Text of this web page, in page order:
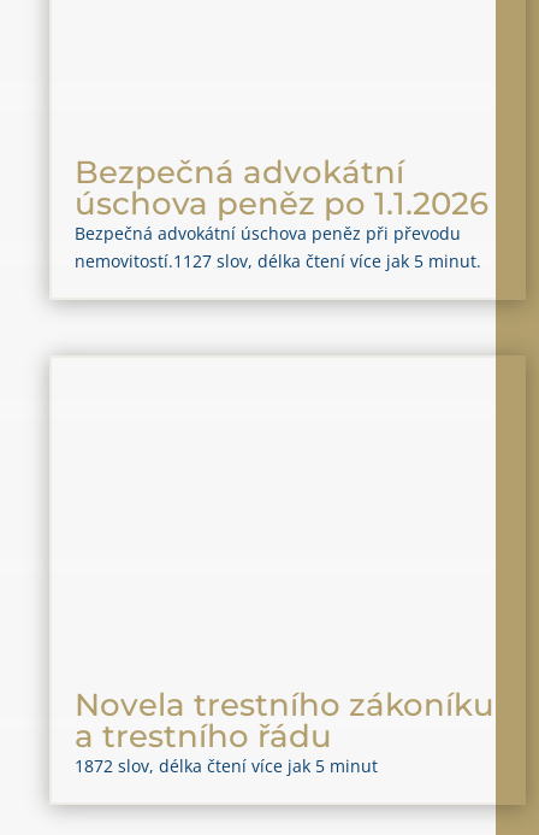
Bezpečná advokátní
úschova peněz po 1.1.2026
Bezpečná advokátní úschova peněz při převodu
nemovitostí.1127 slov, délka čtení více jak 5 minut.
Novela trestního zákoníku
a trestního řádu
1872 slov, délka čtení více jak 5 minut